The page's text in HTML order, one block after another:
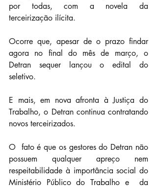
por todas, com a novela da
terceirização ilícita.
Ocorre que, apesar de o prazo findar
agora no final do mês de março, o
Detran sequer lançou o edital do
seletivo.
E mais, em nova afronta à Justiça do
Trabalho, o Detran continua contratando
novos terceirizados.
O  fato é que os gestores do Detran não
possuem qualquer apreço nem
respeitabilidade à importância social do
Ministério Público do Trabalho e  da